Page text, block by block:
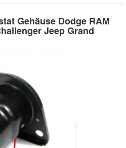
Gehäuse Dodge RAM
Jeep Grand